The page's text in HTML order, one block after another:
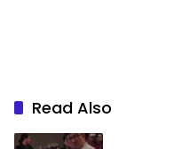
Read Also